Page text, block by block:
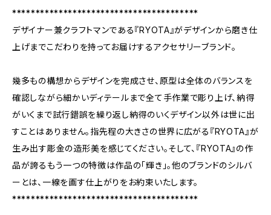
****************************************
デザイナー兼クラフトマンである『RYOTA』がデザインから磨き仕
上げまでこだわりを持ってお届けするアクセサリーブランド。
幾多もの構想からデザインを完成させ、原型は全体のバランスを
確認しながら細かいディテールまで全て手作業で彫り上げ、納得
がいくまで試行錯誤を繰り返し納得のいくデザイン以外は世に出
すことはありません。指先程の大きさの世界に広がる『RYOTA』が
生み出す彫金の造形美を感じてください。そして、『RYOTA』の作
品が誇るもう一つの特徴は作品の「輝き」。他のブランドのシルバ
ーとは、一線を画す仕上がりをお約束いたします。
****************************************